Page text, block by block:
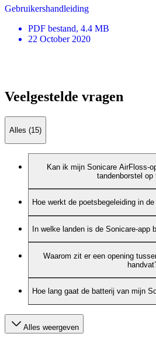
Gebruikershandleiding
PDF bestand, 4.4 MB
22 October 2020
Veelgestelde vragen
Alles (15)
Kan ik mijn Sonicare AirFloss-
tandenborstel op
Hoe werkt de poetsbegeleiding in
In welke landen is de Sonicare-app
Waarom zit er een opening
Hoe lang gaat de batterij van mijn
Alles weergeven